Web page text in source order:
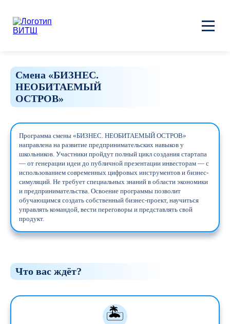
Смена «БИЗНЕС.
НЕОБИТАЕМЫЙ
ОСТРОВ»
Программа смены «БИЗНЕС. НЕОБИТАЕМЫЙ ОСТРОВ»
направлена на развитие предпринимательских навыков у
школьников. Участники пройдут полный цикл создания стартапа
— от генерации идеи до публичной презентации инвесторам — с
использованием современных цифровых инструментов и бизнес-
симуляций. Не требует специальных знаний в области экономики
и предпринимательства. Освоение программы позволит
обучающимся создать собственный бизнес-проект, научиться
управлять командой, вести переговоры и представлять свой
продукт.
Что вас ждёт?
🏝️